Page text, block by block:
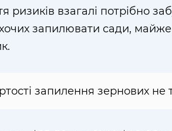
ризиків взагалі потрібно
запилювати сади,
запилення зернових не